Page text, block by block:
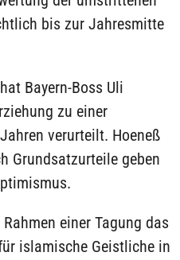
bis zur Jahresmitte
Bayern-Boss Uli
zu einer
verurteilt. Hoeneß
Grundsatzurteile geben
einer Tagung das
islamische Geistliche in